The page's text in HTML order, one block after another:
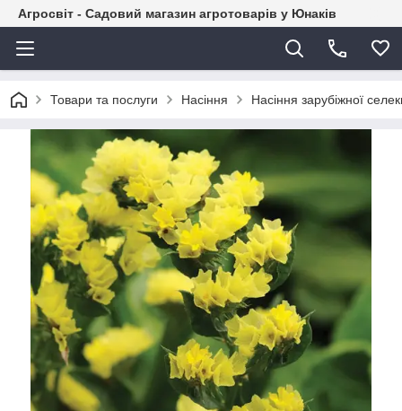
Агросвіт - Садовий магазин агротоварів у Юнаків
Товари та послуги Насіння Насіння зарубіжної